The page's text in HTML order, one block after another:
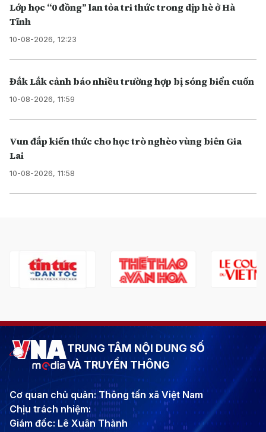
Lớp học “0 đồng” lan tỏa tri thức trong dịp hè ở Hà
Tĩnh
10-08-2026, 12:23
Đắk Lắk cảnh báo nhiều trường hợp bị sóng biển cuốn
10-08-2026, 11:59
Vun đắp kiến thức cho học trò nghèo vùng biên Gia
Lai
10-08-2026, 11:58
TRUNG TÂM NỘI DUNG SỐ
VÀ TRUYỀN THÔNG
Cơ quan chủ quản: Thông tấn xã Việt Nam
Chịu trách nhiệm:
Giám đốc: Lê Xuân Thành